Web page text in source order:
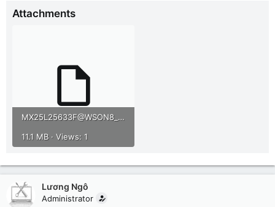
Attachments
MX25L25633F@WSON8_20260628_85009.rar
11.1 MB · Views: 1
Lương Ngô
Administrator